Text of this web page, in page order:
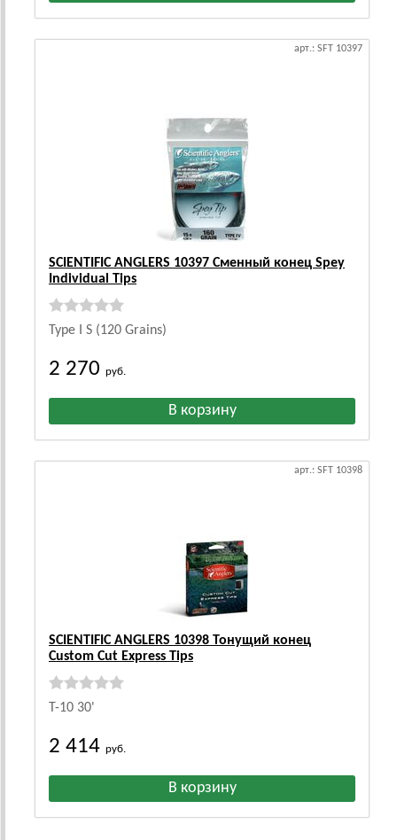
арт.: SFT 10397
SCIENTIFIC ANGLERS 10397 Сменный конец Spey
Individual Tips
Type I S (120 Grains)
2 270 руб.
арт.: SFT 10398
SCIENTIFIC ANGLERS 10398 Тонущий конец
Custom Cut Express Tips
T-10 30'
2 414 руб.